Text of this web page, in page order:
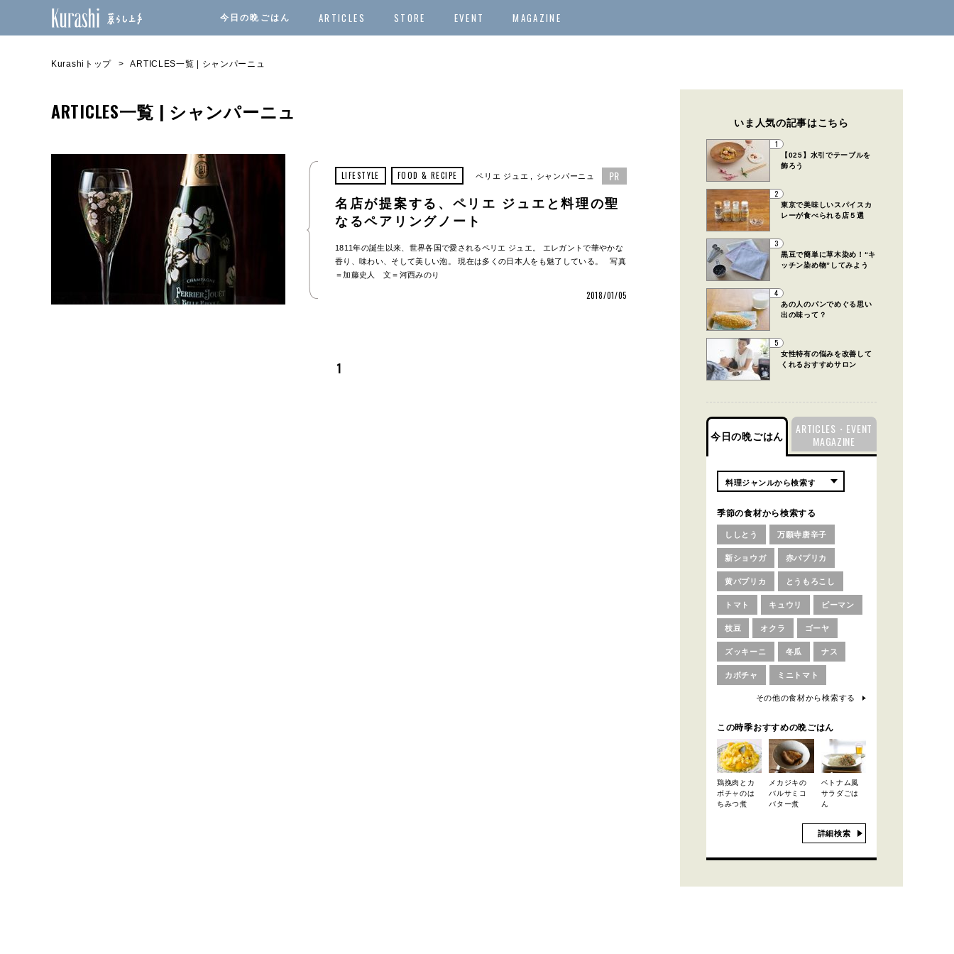
今日の晩ごはん ARTICLES STORE EVENT MAGAZINE
Kurashiトップ ARTICLES一覧 | シャンパーニュ
ARTICLES一覧 | シャンパーニュ
LIFESTYLE FOOD & RECIPE ペリエ ジュエ シャンパーニュ PR
名店が提案する、ペリエ ジュエと料理の聖
なるペアリングノート
1811年の誕生以来、世界各国で愛されるペリエ ジュエ。 エレガントで華やかな
香り、味わい、そして美しい泡。 現在は多くの日本人をも魅了している。 写真
＝加藤史人 文＝河西みのり
2018/01/05
1
いま人気の記事はこちら
1
【025】水引でテーブルを
飾ろう
2
東京で美味しいスパイスカ
レーが食べられる店５選
3
黒豆で簡単に草木染め！“キ
ッチン染め物”してみよう
4
あの人のパンでめぐる思い
出の味って？
5
女性特有の悩みを改善して
くれるおすすめサロン
今日の晩ごはん
ARTICLES・EVENT
MAGAZINE
季節の食材から検索する
ししとう 万願寺唐辛子
新ショウガ 赤パプリカ
黄パプリカ とうもろこし
トマト キュウリ ピーマン
枝豆 オクラ ゴーヤ
ズッキーニ 冬瓜 ナス
カボチャ ミニトマト
その他の食材から検索する
この時季おすすめの晩ごはん
鶏挽肉とカ
ボチャのは
ちみつ煮
メカジキの
バルサミコ
バター煮
ベトナム風
サラダごは
ん
詳細検索